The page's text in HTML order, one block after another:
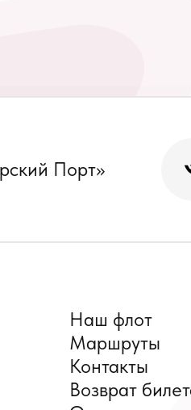
Порт»
Наш флот
Маршруты
Контакты
Возврат